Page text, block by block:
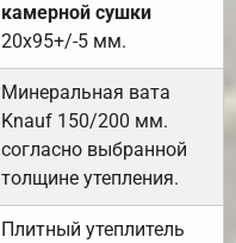
камерной сушки
20х95+/-5 мм.
Минеральная вата
Knauf 150/200 мм.
согласно выбранной
толщине утепления.
Плитный утеплитель